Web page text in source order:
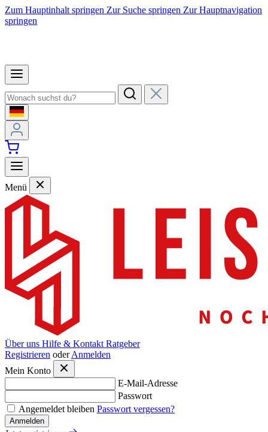
Zum Hauptinhalt springen Zur Suche springen Zur Hauptnavigation
springen
Menü
Über uns Hilfe & Kontakt Ratgeber
Registrieren oder Anmelden
Mein Konto
E-Mail-Adresse
Passwort
Angemeldet bleiben Passwort vergessen?
Anmelden